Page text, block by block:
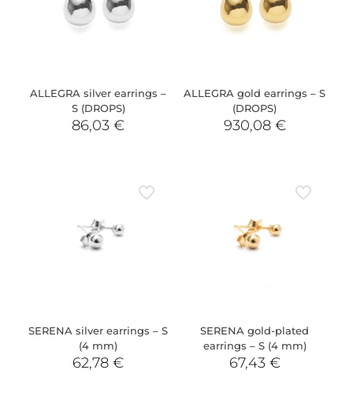
ALLEGRA silver earrings –
S (DROPS)
86,03€
ALLEGRA gold earrings – S
(DROPS)
930,08 €
SERENA silver earrings – S
(4 mm)
62,78€
SERENA gold-plated
earrings – S (4 mm)
67,43 €